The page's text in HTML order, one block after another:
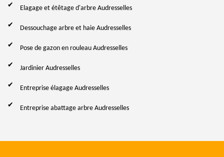
Elagage et étêtage d'arbre Audresselles
Dessouchage arbre et haie Audresselles
Pose de gazon en rouleau Audresselles
Jardinier Audresselles
Entreprise élagage Audresselles
Entreprise abattage arbre Audresselles